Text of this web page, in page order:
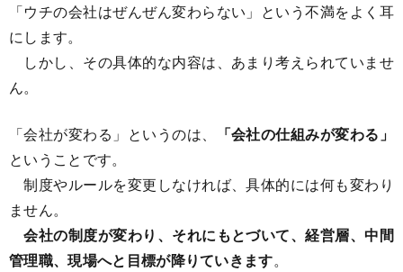
「ウチの会社はぜんぜん変わらない」という不満をよく耳
にします。
しかし、その具体的な内容は、あまり考えられていませ
ん。
「会社が変わる」というのは、
「会社の仕組みが変わる」
ということです。
制度やルールを変更しなければ、具体的には何も変わり
ません。
会社の制度が変わり、それにもとづいて、経営層、中間
管理職、現場へと目標が降りていきます。